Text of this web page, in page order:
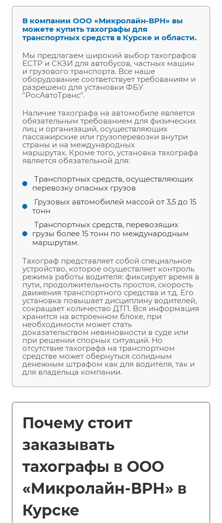
В компании ООО «Микролайн-ВРН» вы
можете купить тахографы для
транспортных средств в Курске и области.
Мы предлагаем широкий выбор тахографов
ЕСТР и СКЗИ для автобусов, частных машин
и грузового транспорта. Все наше
оборудование соответствует требованиям и
разрешено для установки ФБУ
"РосАвтоТранс".
Наличие тахографа на автомобиле является
обязательным требованием для физических
лиц и организаций, осуществляющих
пассажирские или грузоперевозки внутри
страны и на международных
маршрутах. Кроме того, установка тахографа
является обязательной для:
Транспортных средств, осуществляющих
перевозку опасных грузов
Грузовых автомобилей массой от 3,5 до 15
тонн
Транспортных средств, перевозящих
грузы более 15 тонн по международным
маршрутам.
Тахограф представляет собой специальное
устройство, которое осуществляет контроль
режима работы водителя: фиксирует время в
пути, продолжительность простоя, скорость
движения транспортного средства и т.д. Его
установка повышает дисциплину водителей,
сокращает количество ДТП. Вся информация
хранится на встроенном блоке, при
необходимости может стать
доказательством невиновности в суде или
при решении спорных ситуаций. Но
отсутствие тахографа на транспортном
средстве может обернуться солидным
денежным штрафом как для водителя, так и
для владельца компании.
Почему стоит
заказывать
тахографы в ООО
«Микролайн-ВРН» в
Курске